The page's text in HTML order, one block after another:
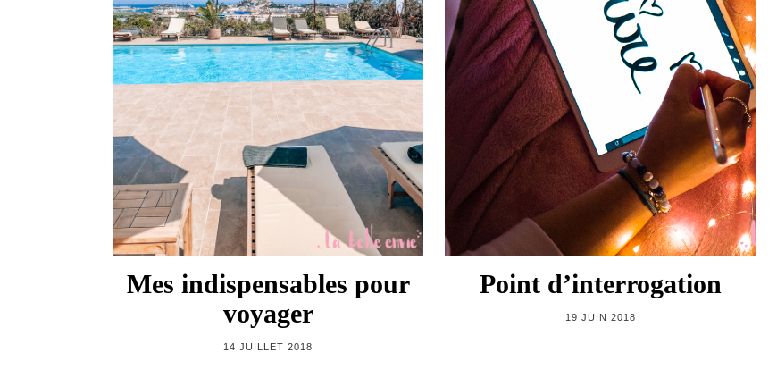
Mes indispensables pour
voyager
14 JUILLET 2018
Point d’interrogation
19 JUIN 2018